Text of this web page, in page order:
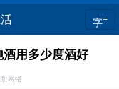
字+
用多少度酒好
网络